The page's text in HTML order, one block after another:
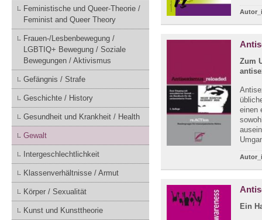
Feministische und Queer-Theorie /
Feminist and Queer Theory
Frauen-/Lesbenbewegung /
LGBTIQ+ Bewegung / Soziale
Bewegungen / Aktivismus
Gefängnis / Strafe
Geschichte / History
Gesundheit und Krankheit / Health
Gewalt
Intergeschlechtlichkeit
Klassenverhältnisse / Armut
Körper / Sexualität
Kunst und Kunsttheorie
Zum
einen
Ein